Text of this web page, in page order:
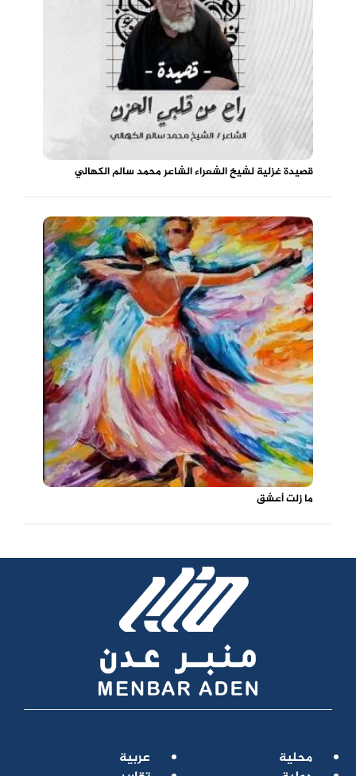
قصيدة غزلية لشيخ الشعراء الشاعر محمد سالم الكهالي
ما زلت أعشق
محلية
عربية